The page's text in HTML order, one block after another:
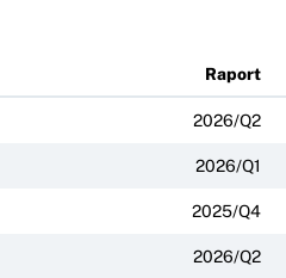
Raport
2026/Q2
2026/Q1
2025/Q4
2026/Q2